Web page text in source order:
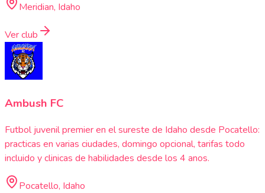
Meridian, Idaho
Ver club
Ambush FC
Futbol juvenil premier en el sureste de Idaho desde Pocatello:
practicas en varias ciudades, domingo opcional, tarifas todo
incluido y clinicas de habilidades desde los 4 anos.
Pocatello, Idaho